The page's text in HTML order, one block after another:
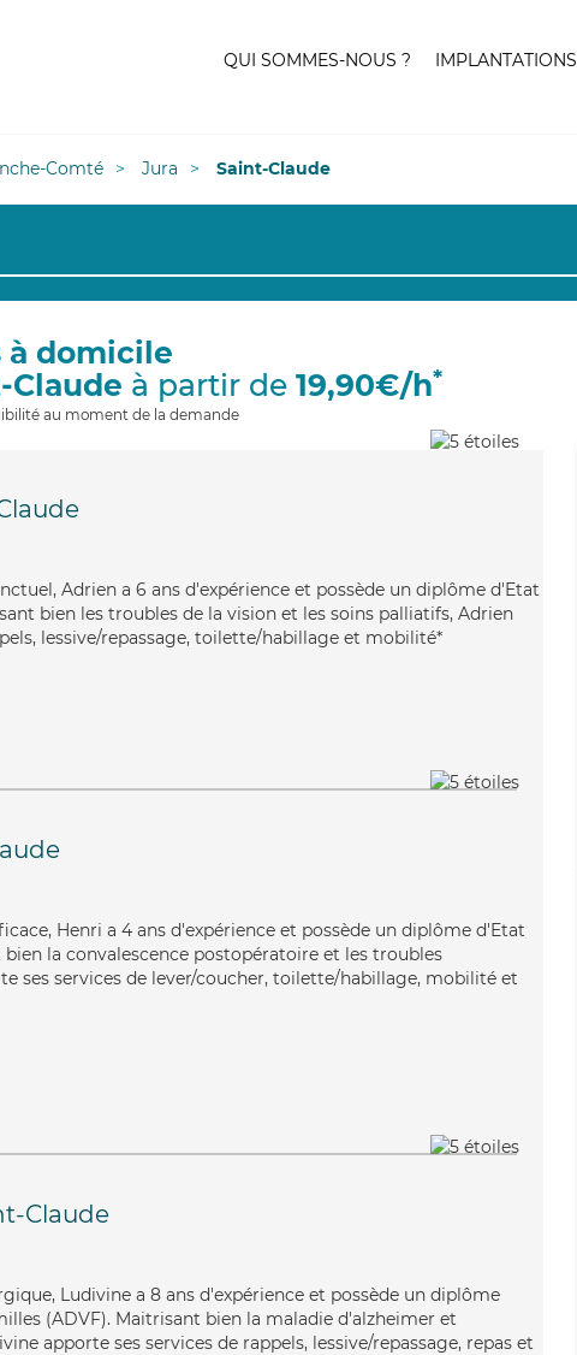
QUI SOMMES-NOUS ? IMPLANTATIONS
Comté Jura Saint-Claude
à domicile
Claude à partir de 19,90€/h*
au moment de la demande
Adrien a 6 ans d'expérience et possède un diplôme d'Etat
bien les troubles de la vision et les soins palliatifs, Adrien
lessive/repassage, toilette/habillage et mobilité*
Henri a 4 ans d'expérience et possède un diplôme d'Etat
la convalescence postopératoire et les troubles
ses services de lever/coucher, toilette/habillage, mobilité et
Claude
Ludivine a 8 ans d'expérience et possède un diplôme
(ADVF). Maitrisant bien la maladie d'alzheimer et
apporte ses services de rappels, lessive/repassage, repas et